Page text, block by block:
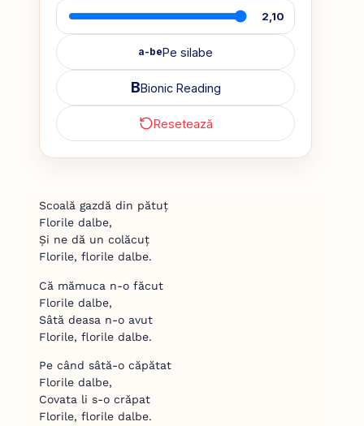
2,10
a-bePe silabe
BBionic Reading
Resetează
Scoală gazdă din pătuț
Florile dalbe,
Și ne dă un colăcuț
Florile, florile dalbe.
Că mămuca n-o făcut
Florile dalbe,
Sâtă deasa n-o avut
Florile, florile dalbe.
Pe când sâtă-o căpătat
Florile dalbe,
Covata li s-o crăpat
Florile, florile dalbe.